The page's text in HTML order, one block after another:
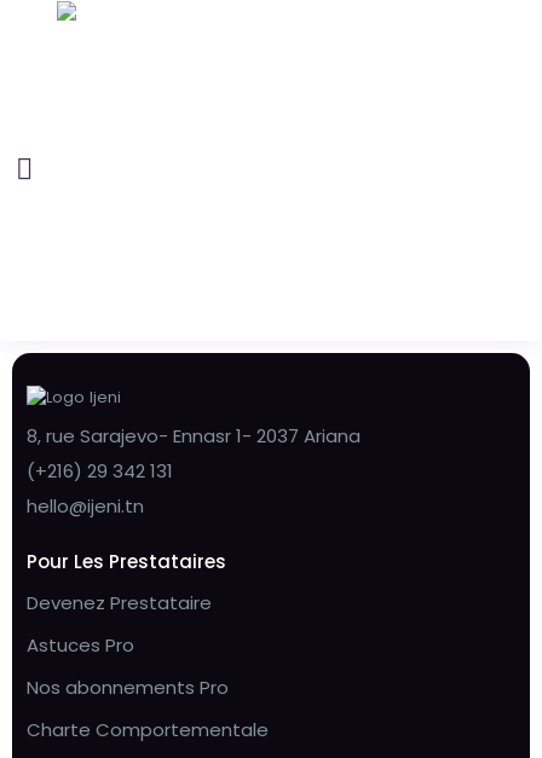
8, rue Sarajevo- Ennasr 1- 2037 Ariana
(+216) 29 342 131
hello@ijeni.tn
Pour Les Prestataires
Devenez Prestataire
Astuces Pro
Nos abonnements Pro
Charte Comportementale